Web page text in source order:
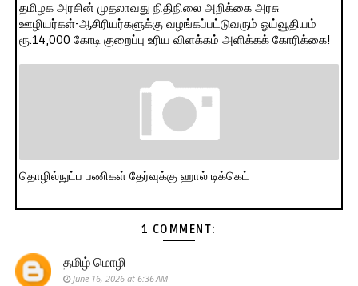
தமிழக அரசின் முதலாவது நிதிநிலை அறிக்கை அரசு
ஊழியர்கள்-ஆசிரியர்களுக்கு வழங்கப்பட்டுவரும் ஓய்வூதியம்
ரூ.14,000 கோடி குறைப்பு உரிய விளக்கம் அளிக்கக் கோரிக்கை!
தொழில்நுட்ப பணிகள் தேர்வுக்கு ஹால் ​டிக்கெட்
1 COMMENT:
தமிழ் மொழி
June 16, 2026 at 6:36 AM